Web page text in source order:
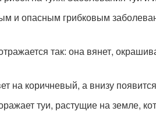
и опасным грибковым
так: она вянет,
на коричневый, а внизу
туи, растущие на земле,